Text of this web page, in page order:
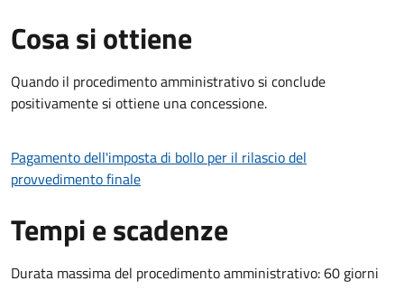
Cosa si ottiene
Quando il procedimento amministrativo si conclude
positivamente si ottiene una concessione.
Pagamento dell'imposta di bollo per il rilascio del
provvedimento finale
Tempi e scadenze
Durata massima del procedimento amministrativo: 60 giorni